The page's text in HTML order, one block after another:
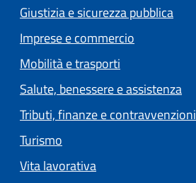
Giustizia e sicurezza pubblica
Imprese e commercio
Mobilità e trasporti
Salute, benessere e assistenza
Tributi, finanze e contravvenzioni
Turismo
Vita lavorativa